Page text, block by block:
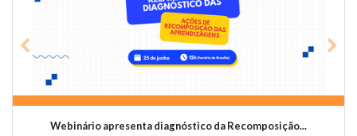
Webinário apresenta diagnóstico da Recomposição...
Previous